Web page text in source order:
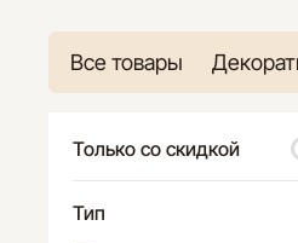
Все товары
Только со скидкой
Тип